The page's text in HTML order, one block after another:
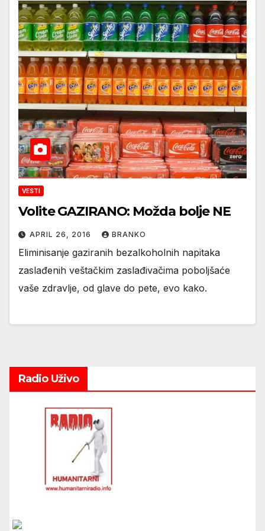
VESTI
Volite GAZIRANO: Možda bolje NE
APRIL 26, 2016 BRANKO
Eliminisanje gaziranih bezalkoholnih napitaka
zaslađenih veštačkim zaslađivačima poboljšaće
vaše zdravlje, od glave do pete, evo kako.
Radio Uživo